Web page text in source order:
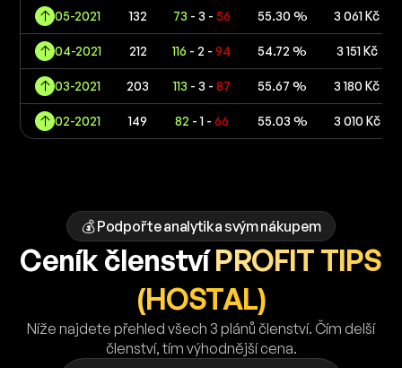
05-2021 132 73 - 3 - 56 55.30 % 3 061 Kč
04-2021 212 116 - 2 -94 54.72 % 3 151 Kč
03-2021 203 113 - 3 - 87 55.67 % 3 180 Kč
02-2021 149 82 - 1 - 66 55.03 % 3 010 Kč
💰 Podpořte analytika svým nákupem
Ceník členstvíPROFIT TIPS
(HOSTAL)
Níže najdete přehled všech 3 plánů členství. Čím delší
členství, tím výhodnější cena.